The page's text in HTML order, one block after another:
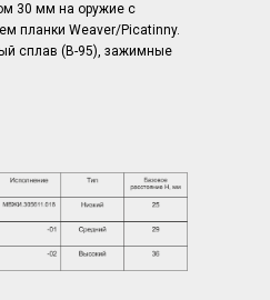
30 мм на оружие с
планки Weaver/Picatinny.
сплав (В-95), зажимные